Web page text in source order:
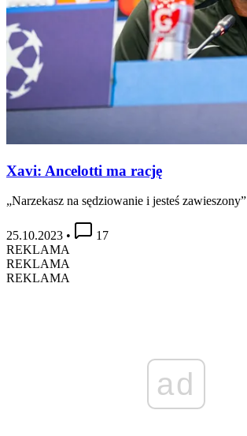
Xavi: Ancelotti ma rację
„Narzekasz na sędziowanie i jesteś zawieszony”
25.10.2023 •
17
REKLAMA
REKLAMA
REKLAMA
ad